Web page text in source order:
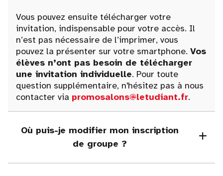
Vous pouvez ensuite télécharger votre
invitation, indispensable pour votre accès. Il
n’est pas nécessaire de l’imprimer, vous
pouvez la présenter sur votre smartphone. Vos
élèves n’ont pas besoin de télécharger
une invitation individuelle. Pour toute
question supplémentaire, n'hésitez pas à nous
contacter via promosalons@letudiant.fr.
Où puis-je modifier mon inscription
de groupe ?